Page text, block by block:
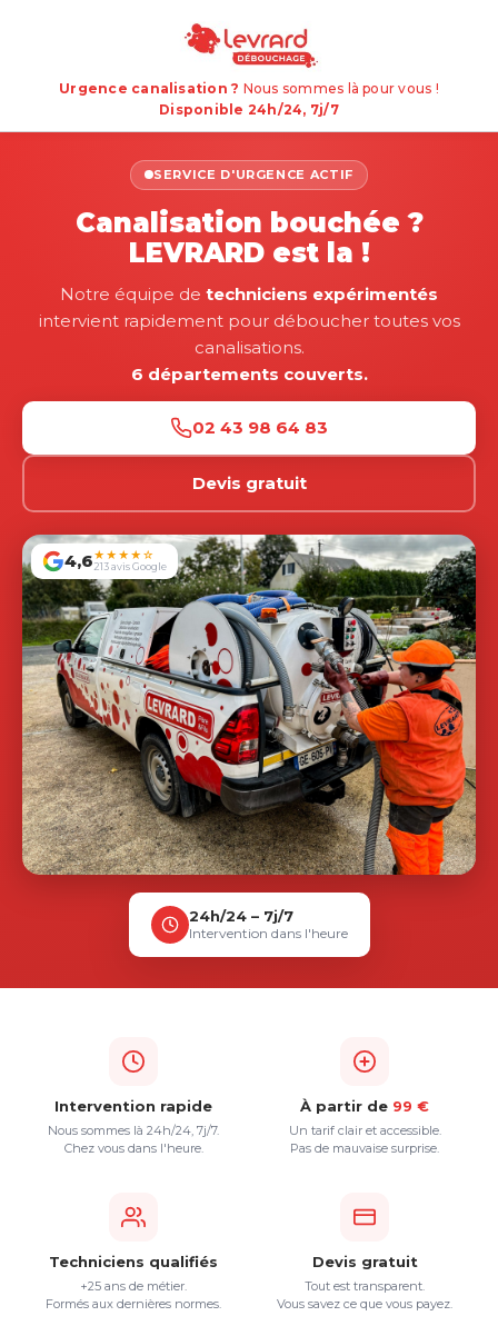
Urgence canalisation ? Nous sommes là pour vous !
Disponible 24h/24, 7j/7
SERVICE D'URGENCE ACTIF
Canalisation bouchée ?
LEVRARD est la !
Notre équipe de techniciens expérimentés
intervient rapidement pour déboucher toutes vos
canalisations.
6 départements couverts.
02 43 98 64 83
Devis gratuit
4,6★★★★☆
213 avis Google
24h/24 – 7j/7
Intervention dans l'heure
Intervention rapide
Nous sommes là 24h/24, 7j/7.
Chez vous dans l'heure.
À partir de 99 €
Un tarif clair et accessible.
Pas de mauvaise surprise.
Techniciens qualifiés
+25 ans de métier.
Formés aux dernières normes.
Devis gratuit
Tout est transparent.
Vous savez ce que vous payez.